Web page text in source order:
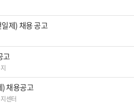
제) 채용 공고
고
채용공고
센터